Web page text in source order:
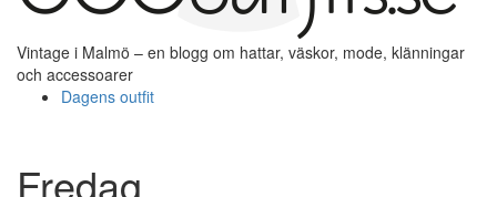
Vintage i Malmö – en blogg om hattar, väskor, mode, klänningar
och accessoarer
Dagens outfit
Fredag